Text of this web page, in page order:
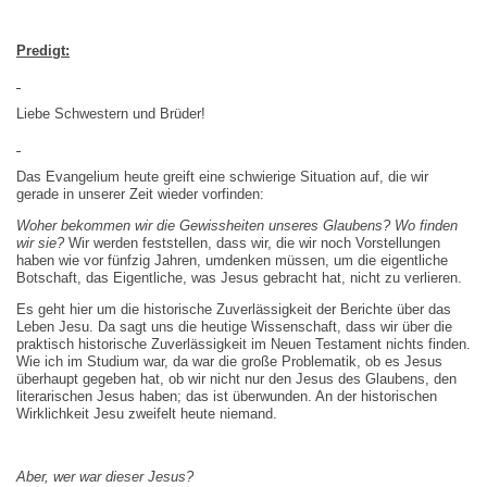
Predigt:
Liebe Schwestern und Brüder!
Das Evangelium heute greift eine schwierige Situation auf, die wir
gerade in unserer Zeit wieder vorfinden:
Woher bekommen wir die Gewissheiten unseres Glaubens? Wo finden
wir sie?Wir werden feststellen, dass wir, die wir noch Vorstellungen
haben wie vor fünfzig Jahren, umdenken müssen, um die eigentliche
Botschaft, das Eigentliche, was Jesus gebracht hat, nicht zu verlieren.
Es geht hier um die historische Zuverlässigkeit der Berichte über das
Leben Jesu. Da sagt uns die heutige Wissenschaft, dass wir über die
praktisch historische Zuverlässigkeit im Neuen Testament nichts finden.
Wie ich im Studium war, da war die große Problematik, ob es Jesus
überhaupt gegeben hat, ob wir nicht nur den Jesus des Glaubens, den
literarischen Jesus haben; das ist überwunden. An der historischen
Wirklichkeit Jesu zweifelt heute niemand.
Aber, wer war dieser Jesus?